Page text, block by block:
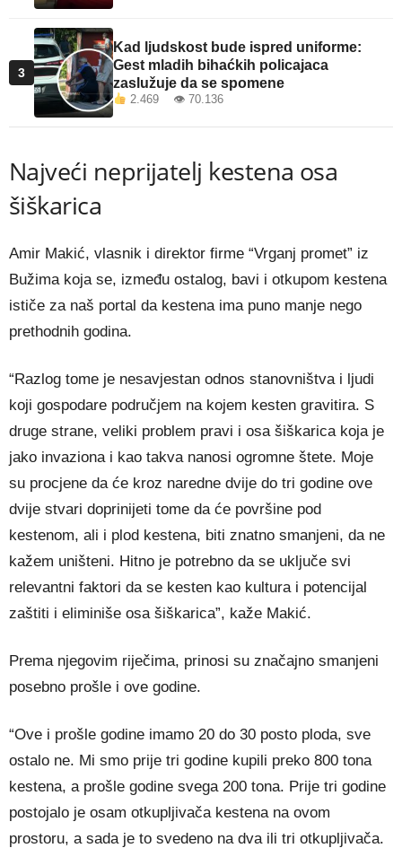
3
Kad ljudskost bude ispred uniforme:
Gest mladih bihaćkih policajaca
zaslužuje da se spomene
2.469 👁 70.136
Najveći neprijatelj kestena osa
šiškarica
Amir Makić, vlasnik i direktor firme “Vrganj promet” iz
Bužima koja se, između ostalog, bavi i otkupom kestena
ističe za naš portal da kestena ima puno manje nego
prethodnih godina.
“Razlog tome je nesavjestan odnos stanovništva i ljudi
koji gospodare područjem na kojem kesten gravitira. S
druge strane, veliki problem pravi i osa šiškarica koja je
jako invaziona i kao takva nanosi ogromne štete. Moje
su procjene da će kroz naredne dvije do tri godine ove
dvije stvari doprinijeti tome da će površine pod
kestenom, ali i plod kestena, biti znatno smanjeni, da ne
kažem uništeni. Hitno je potrebno da se uključe svi
relevantni faktori da se kesten kao kultura i potencijal
zaštiti i eliminiše osa šiškarica”, kaže Makić.
Prema njegovim riječima, prinosi su značajno smanjeni
posebno prošle i ove godine.
“Ove i prošle godine imamo 20 do 30 posto ploda, sve
ostalo ne. Mi smo prije tri godine kupili preko 800 tona
kestena, a prošle godine svega 200 tona. Prije tri godine
postojalo je osam otkupljivača kestena na ovom
prostoru, a sada je to svedeno na dva ili tri otkupljivača.